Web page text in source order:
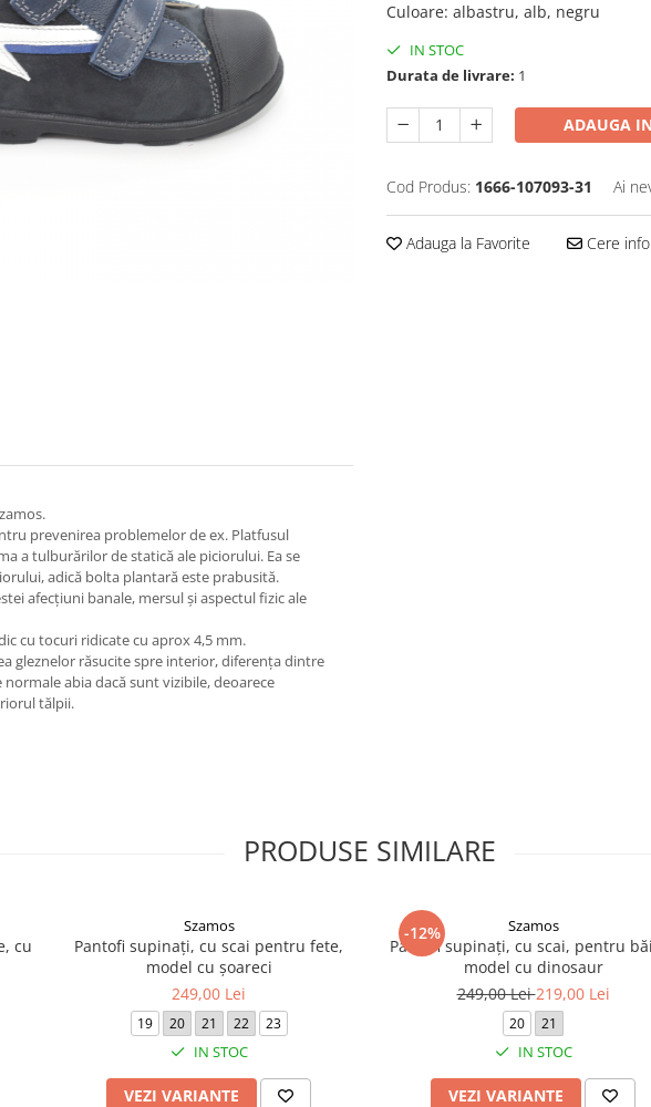
Culoare: albastru, alb, negru
IN STOC
Durata de livrare: 1
ADAUGA
Cod Produs: 1666-107093-31 Ai
Adauga la Favorite Cere
prevenirea problemelor de ex. Platfusul
a tulburărilor de statică ale piciorului. Ea se
adică bolta plantară este prabusită.
afecţiuni banale, mersul şi aspectul fizic ale
cu tocuri ridicate cu aprox 4,5 mm.
gleznelor răsucite spre interior, diferența dintre
abia dacă sunt vizibile, deoarece
tălpii.
PRODUSE SIMILARE
cu
Szamos
Pantofi supinați, cu scai pentru fete,
model cu șoareci
249,00 Lei
19 20 21 22 23
IN STOC
VEZI VARIANTE
-12% Szamos
Pantofi supinați, cu scai, pentru
model cu dinosaur
249,00 Lei219,00 Lei
20 21
IN STOC
VEZI VARIANTE